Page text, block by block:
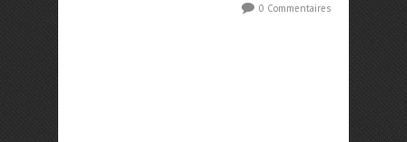
0 Commentaires